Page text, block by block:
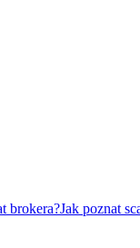
brokera?Jak poznat